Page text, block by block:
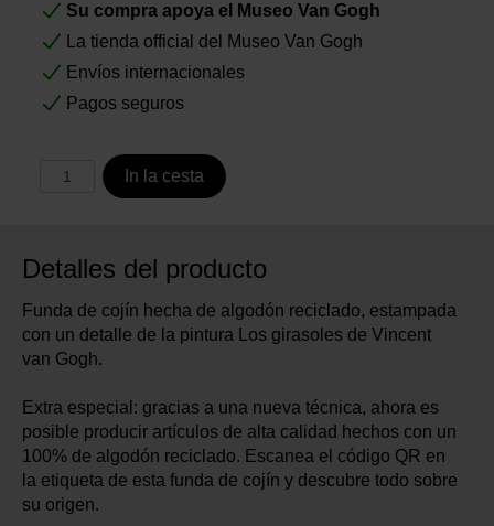
Su compra apoya el Museo Van Gogh
La tienda official del Museo Van Gogh
Envíos internacionales
Pagos seguros
In la cesta
Detalles del producto
Funda de cojín hecha de algodón reciclado, estampada
con un detalle de la pintura Los girasoles de Vincent
van Gogh.
Extra especial: gracias a una nueva técnica, ahora es
posible producir artículos de alta calidad hechos con un
100% de algodón reciclado. Escanea el código QR en
la etiqueta de esta funda de cojín y descubre todo sobre
su origen.